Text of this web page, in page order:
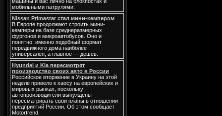
мобильными патрулями.
Nissan Primastar стал мини-кемпером
В Европе продолжают строить мини-
кемперы на базе среднеразмерных
фургонов и микроавтобусов. Оно и
понятно: именно подобный формат
передвижного дома наиболее
универсален, а главное — дешев.
Hyundai и Kia пересмотрят
производство своих авто в России
Российское вторжение в Украину на этой
неделе привело к хаосу на европейских и
мировых рынках, поскольку
автопроизводители вынуждены
пересматривать свои планы в отношении
предприятий России. Об этом сообщает
Motortrend.